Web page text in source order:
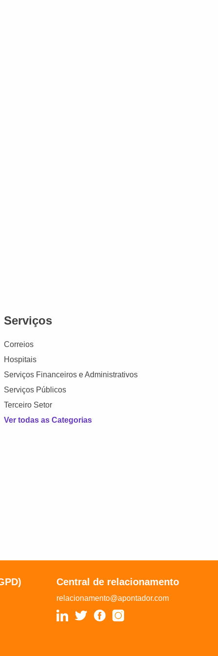
Serviços
Correios
Hospitais
Serviços Financeiros e Administrativos
Serviços Públicos
Terceiro Setor
Ver todas as Categorias
Central de relacionamento
relacionamento@apontador.com